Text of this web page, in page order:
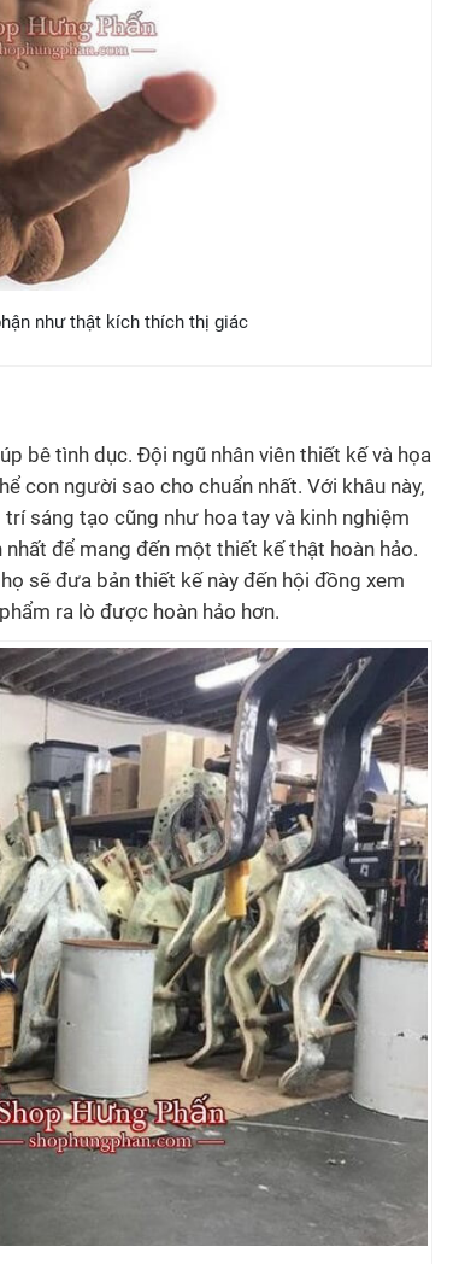
như thật kích thích thị giác
bê tình dục. Đội ngũ nhân viên thiết kế và họa
con người sao cho chuẩn nhất. Với khâu này,
sáng tạo cũng như hoa tay và kinh nghiệm
để mang đến một thiết kế thật hoàn hảo.
sẽ đưa bản thiết kế này đến hội đồng xem
ra lò được hoàn hảo hơn.